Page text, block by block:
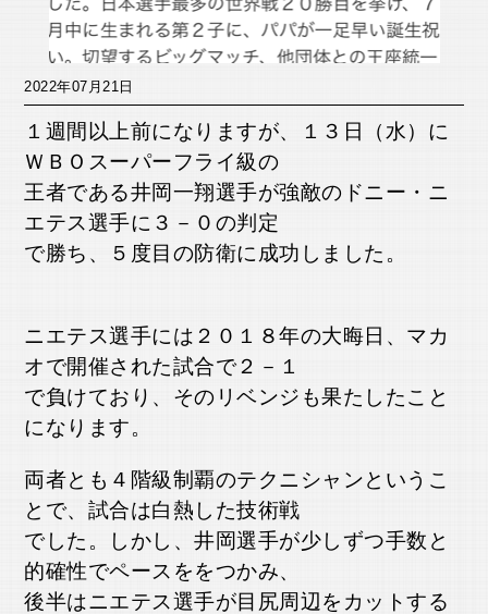
2022年07月21日
１週間以上前になりますが、１３日（水）に
ＷＢＯスーパーフライ級の
王者である井岡一翔選手が強敵のドニー・ニ
エテス選手に３－０の判定
で勝ち、５度目の防衛に成功しました 。
ニエテス選手には２０１８年の大晦日、マカ
オで開催された試合で２－１
で負けており、そのリベンジも果たしたこと
になります。
両者とも４階級制覇のテクニシャンというこ
とで、試合は白熱した技術戦
でした。しかし、井岡選手が少しずつ手数と
的確性でペースををつかみ、
後半はニエテス選手が目尻周辺をカットする